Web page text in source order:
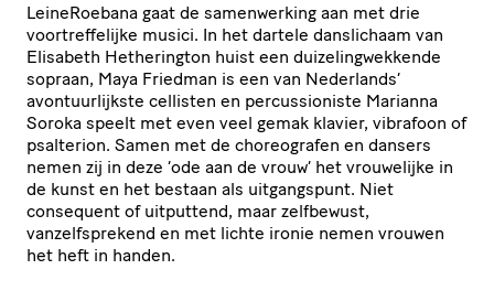
LeineRoebana gaat de samenwerking aan met drie
voortreffelijke musici. In het dartele danslichaam van
Elisabeth Hetherington huist een duizelingwekkende
sopraan, Maya Friedman is een van Nederlands’
avontuurlijkste cellisten en percussioniste Marianna
Soroka speelt met even veel gemak klavier, vibrafoon of
psalterion. Samen met de choreografen en dansers
nemen zij in deze ‘ode aan de vrouw’ het vrouwelijke in
de kunst en het bestaan als uitgangspunt. Niet
consequent of uitputtend, maar zelfbewust,
vanzelfsprekend en met lichte ironie nemen vrouwen
het heft in handen.